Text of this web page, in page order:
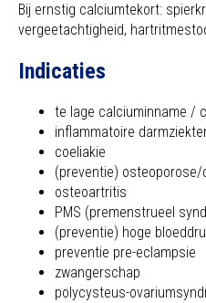
Bij ernstig calciumtekort:
vergeetachtigheid,
Indicaties
te lage calciuminname /
inflammatoire
coeliakie
(preventie)
osteoartritis
PMS (premenstrueel
(preventie) hoge
preventie pre-eclampsie
zwangerschap
polycysteus-